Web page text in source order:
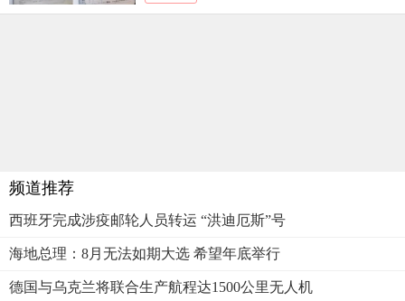
频道推荐
西班牙完成涉疫邮轮人员转运 “洪迪厄斯”号
海地总理：8月无法如期大选 希望年底举行
德国与乌克兰将联合生产航程达1500公里无人机